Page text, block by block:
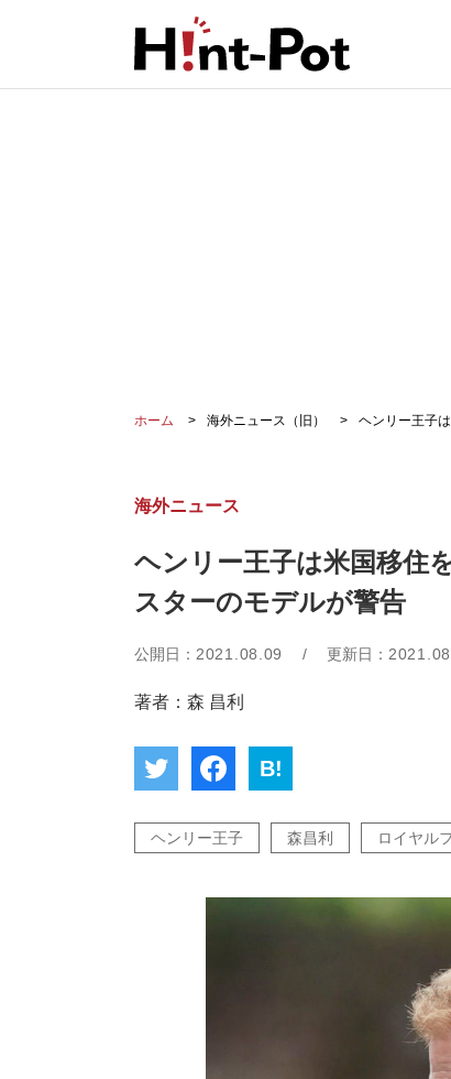
ホーム 海外ニュース（旧） ヘンリー王子
海外ニュース
ヘンリー王子は米国移住
スターのモデルが警告
公開日： 2021.08.09 / 更新日：
著者：森 昌利
B!
ヘンリー王子 森昌利 ロイヤル